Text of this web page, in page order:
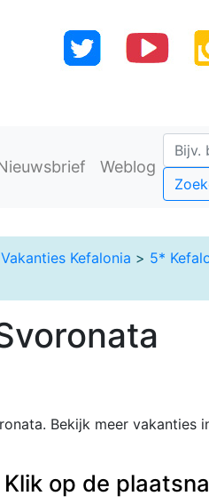
Weblog
Vakanties Kefalonia > 5*
Bekijk meer vakanties
op de